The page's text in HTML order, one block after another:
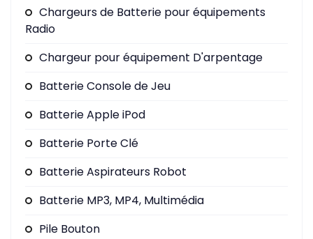
Chargeurs de Batterie pour équipements
Radio
Chargeur pour équipement D'arpentage
Batterie Console de Jeu
Batterie Apple iPod
Batterie Porte Clé
Batterie Aspirateurs Robot
Batterie MP3, MP4, Multimédia
Pile Bouton